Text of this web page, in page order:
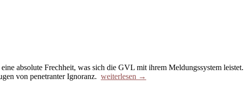
absolute Frechheit, was sich die GVL mit ihrem Meldungssystem leistet.
von penetranter Ignoranz. weiterlesen →